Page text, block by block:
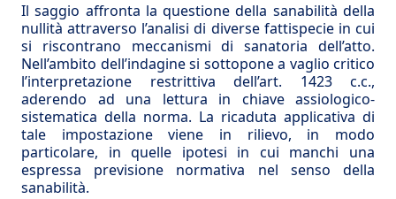
Il saggio affronta la questione della sanabilità della
nullità attraverso l’analisi di diverse fattispecie in cui
si riscontrano meccanismi di sanatoria dell’atto.
Nell’ambito dell’indagine si sottopone a vaglio critico
l’interpretazione restrittiva dell’art. 1423 c.c.,
aderendo ad una lettura in chiave assiologico-
sistematica della norma. La ricaduta applicativa di
tale impostazione viene in rilievo, in modo
particolare, in quelle ipotesi in cui manchi una
espressa previsione normativa nel senso della
sanabilità.